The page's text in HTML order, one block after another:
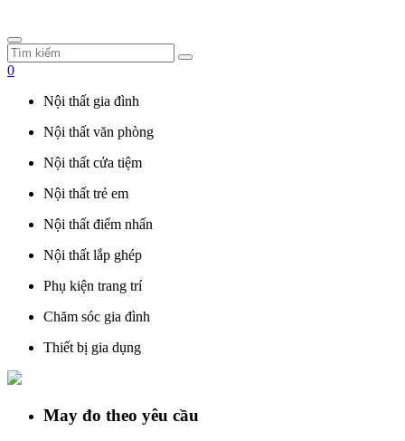
0
Nội thất gia đình
Nội thất văn phòng
Nội thất cửa tiệm
Nội thất trẻ em
Nội thất điểm nhấn
Nội thất lắp ghép
Phụ kiện trang trí
Chăm sóc gia đình
Thiết bị gia dụng
May đo theo yêu cầu